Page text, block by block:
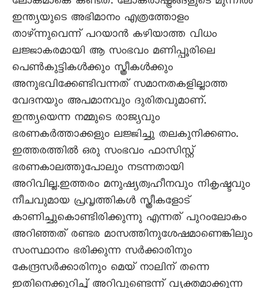
ഇന്ത്യയുടെ അഭിമാനം എത്രത്തോളം
താഴ്ന്നുവെന്ന് പറയാൻ കഴിയാത്ത വിധം
ലജ്ജാകരമായി ആ സംഭവം മണിപ്പൂരിലെ
പെൺകുട്ടികൾക്കും സ്ത്രീകൾക്കും
അനുഭവിക്കേണ്ടിവന്നത് സമാനതകളില്ലാത്ത
വേദനയും അപമാനവും ദുരിതവുമാണ്.
ഇന്ത്യയെന്ന നമ്മുടെ രാജ്യവും
ഭരണകർത്താക്കളും ലജ്ജിച്ചു തലകുനിക്കണം.
ഇത്തരത്തിൽ ഒരു സംഭവം ഫാസിസ്റ്റ്
ഭരണകാലത്തുപോലും നടന്നതായി
അറിവില്ല.ഇത്തരം മനുഷ്യത്വഹീനവും നികൃഷ്ടവും
നീചവുമായ പ്രവൃത്തികൾ സ്ത്രീകളോട്
കാണിച്ചുകൊണ്ടിരിക്കുന്നു എന്നത് പുറംലോകം
അറിഞ്ഞത് രണ്ടര മാസത്തിനുശേഷമാണെങ്കിലും
സംസ്ഥാനം ഭരിക്കുന്ന സർക്കാരിനും
കേന്ദ്രസർക്കാരിനും മെയ് നാലിന് തന്നെ